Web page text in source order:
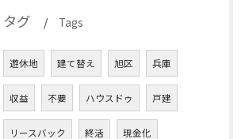
タグ Tags
遊休地 建て替え 旭区 兵庫
収益 不要 ハウスドゥ 戸建
リースバック 終活 現金化